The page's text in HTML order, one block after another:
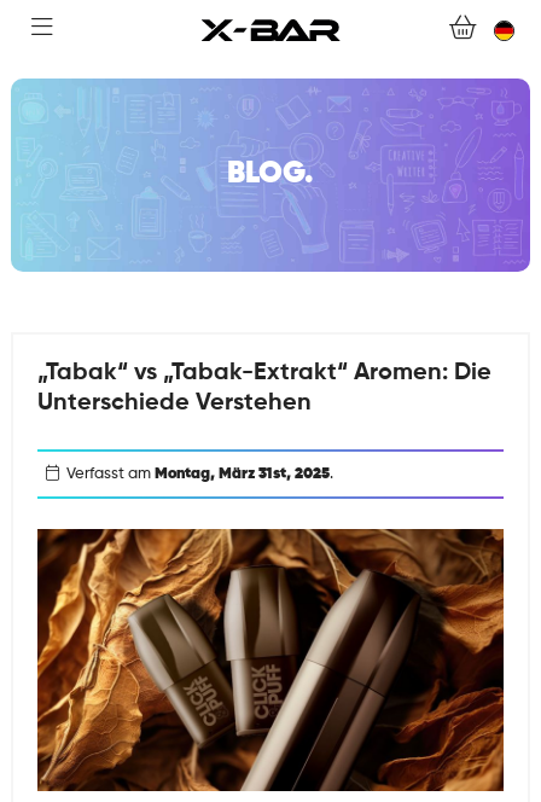
COLLECTIONS
FAQ.
BLOG.
„Tabak“ vs „Tabak-Extrakt“ Aromen: Die
Unterschiede Verstehen
Verfasst am Montag, März 31st, 2025.